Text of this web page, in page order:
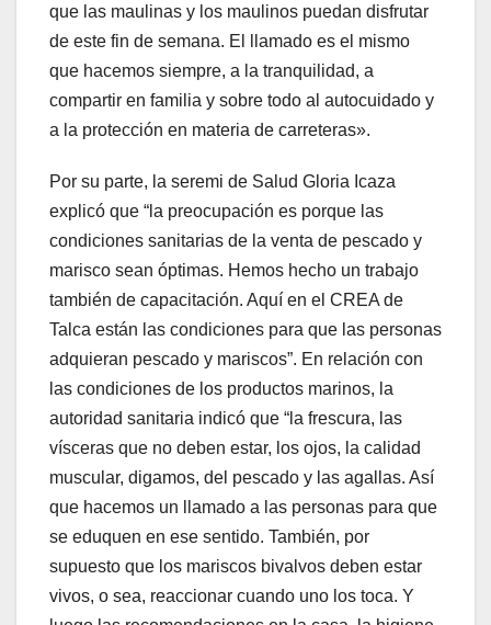
que las maulinas y los maulinos puedan disfrutar
de este fin de semana. El llamado es el mismo
que hacemos siempre, a la tranquilidad, a
compartir en familia y sobre todo al autocuidado y
a la protección en materia de carreteras».
Por su parte, la seremi de Salud Gloria Icaza
explicó que “la preocupación es porque las
condiciones sanitarias de la venta de pescado y
marisco sean óptimas. Hemos hecho un trabajo
también de capacitación. Aquí en el CREA de
Talca están las condiciones para que las personas
adquieran pescado y mariscos”. En relación con
las condiciones de los productos marinos, la
autoridad sanitaria indicó que “la frescura, las
vísceras que no deben estar, los ojos, la calidad
muscular, digamos, del pescado y las agallas. Así
que hacemos un llamado a las personas para que
se eduquen en ese sentido. También, por
supuesto que los mariscos bivalvos deben estar
vivos, o sea, reaccionar cuando uno los toca. Y